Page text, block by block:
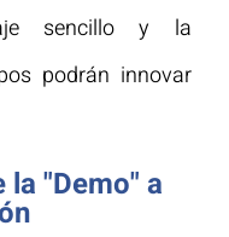
sencillo y la
podrán innovar
la "Demo" a